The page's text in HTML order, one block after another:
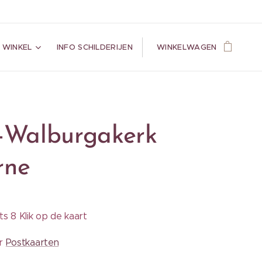
INFO SCHILDERIJEN WINKELWAGEN
Walburgakerk
8 Klik op de kaart
Postkaarten